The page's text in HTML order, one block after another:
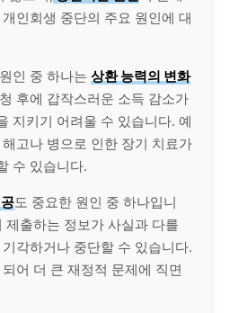
인회생 중단의 주요 원인에 대
인 중 하나는 상환 능력의 변화
후에 갑작스러운 소득 감소가
지키기 어려울 수 있습니다. 예
고나 병으로 인한 장기 치료가
수 있습니다.
도 중요한 원인 중 하나입니
제출하는 정보가 사실과 다를
각하거나 중단할 수 있습니다.
어 더 큰 재정적 문제에 직면